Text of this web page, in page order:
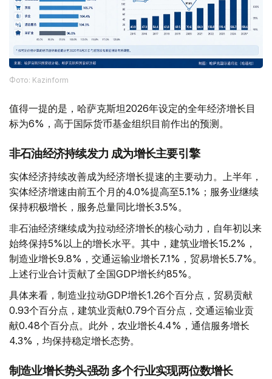
Фото: Kazinform
值得一提的是，哈萨克斯坦2026年设定的全年经济增长目
标为6%，高于国际货币基金组织目前作出的预测。
非石油经济持续发力 成为增长主要引擎
实体经济持续改善成为经济增长提速的主要动力。上半年，
实体经济增速由前五个月的4.0%提高至5.1%；服务业继续
保持积极增长，服务总量同比增长3.5%。
非石油经济继续成为拉动经济增长的核心动力，自年初以来
始终保持5%以上的增长水平。其中，建筑业增长15.2%，
制造业增长9.8%，交通运输业增长7.1%，贸易增长5.7%。
上述行业合计贡献了全国GDP增长约85%。
具体来看，制造业拉动GDP增长1.26个百分点，贸易贡献
0.93个百分点，建筑业贡献0.79个百分点，交通运输业贡
献0.48个百分点。此外，农业增长4.4%，通信服务增长
4.3%，均保持稳定增长态势。
制造业增长势头强劲 多个行业实现两位数增长